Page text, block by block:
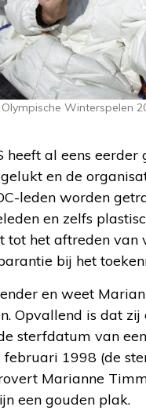
Winterspelen
al eens eerder
en de
leden worden
en zelfs
het aftreden van
bij het
en weet
Opvallend is dat
sterfdatum van
1998 (de
Marianne
een gouden plak.